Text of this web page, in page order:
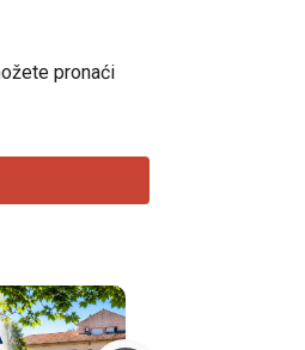
pronaći